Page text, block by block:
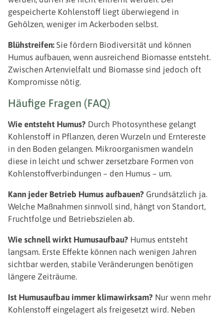
gespeicherte Kohlenstoff liegt überwiegend in
Gehölzen, weniger im Ackerboden selbst.
Blühstreifen: Sie fördern Biodiversität und können
Humus aufbauen, wenn ausreichend Biomasse entsteht.
Zwischen Artenvielfalt und Biomasse sind jedoch oft
Kompromisse nötig.
Häufige Fragen (FAQ)
Wie entsteht Humus? Durch Photosynthese gelangt
Kohlenstoff in Pflanzen, deren Wurzeln und Erntereste
in den Boden gelangen. Mikroorganismen wandeln
diese in leicht und schwer zersetzbare Formen von
Kohlenstoffverbindungen – den Humus – um.
Kann jeder Betrieb Humus aufbauen? Grundsätzlich ja.
Welche Maßnahmen sinnvoll sind, hängt von Standort,
Fruchtfolge und Betriebszielen ab.
Wie schnell wirkt Humusaufbau? Humus entsteht
langsam. Erste Effekte können nach wenigen Jahren
sichtbar werden, stabile Veränderungen benötigen
längere Zeiträume.
Ist Humusaufbau immer klimawirksam? Nur wenn mehr
Kohlenstoff eingelagert als freigesetzt wird. Neben